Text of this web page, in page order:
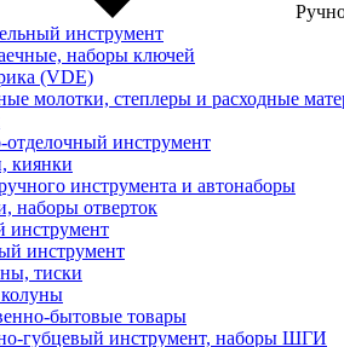
инструмент
наборы ключей
(VDE)
молотки, степлеры и расходные
инструмент
киянки
инструмента и автонаборы
наборы отверток
инструмент
инструмент
тиски
бытовые товары
губцевый инструмент, наборы ШГИ